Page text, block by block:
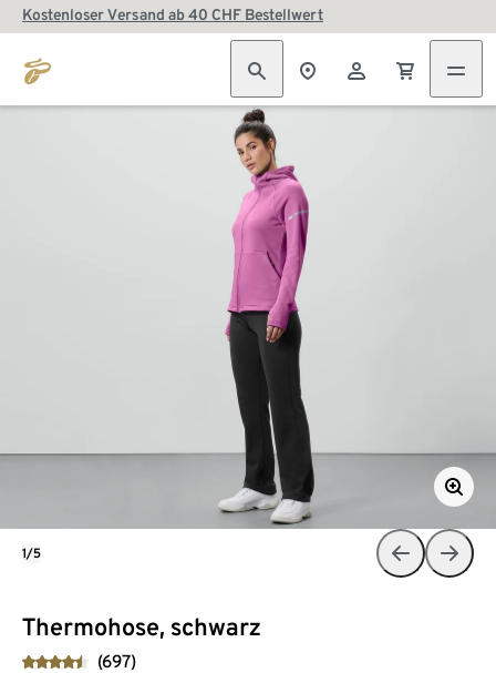
Kostenloser Versand ab 40 CHF Bestellwert
Thermohose, schwarz
(697)
1/5